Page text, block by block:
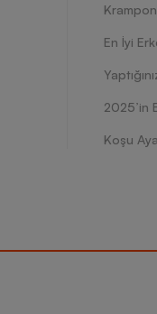
En İyi
2025’in
Koşu